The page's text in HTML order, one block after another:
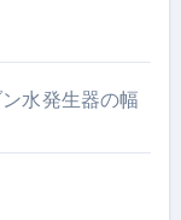
水発生器の幅